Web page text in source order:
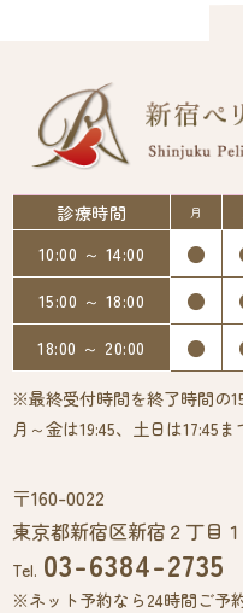
診療時間 月
10:00 ～ 14:00 ●
15:00 ～ 18:00 ●
18:00 ～ 20:00 ●
※最終受付時間を終了時間の
月～金は19:45、土日は17:45ま
〒160-0022
東京都新宿区新宿２丁目
Tel. 03-6384-2735
※ネット予約なら24時間ご予